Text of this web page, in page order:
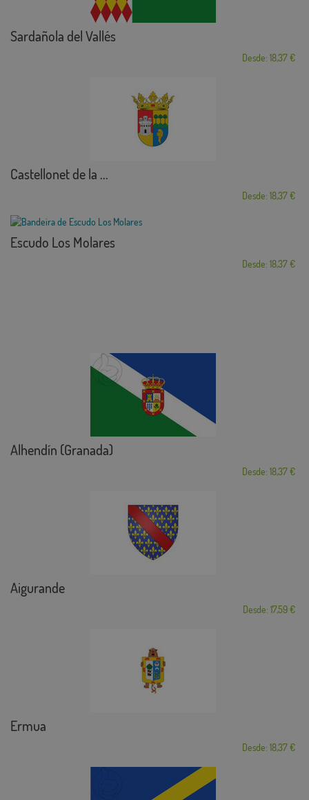
Sardañola del Vallés
Desde: 18,37 €
Castellonet de la ...
Desde: 18,37 €
Escudo Los Molares
Desde: 18,37 €
Alhendín (Granada)
Desde: 18,37 €
Aigurande
Desde: 17,59 €
Ermua
Desde: 18,37 €